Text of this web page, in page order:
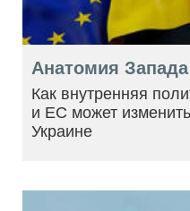
Анатомия Запада
Как внутренняя
и ЕС может
Украине